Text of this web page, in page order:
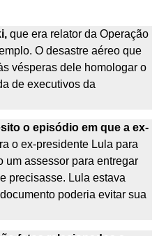
que era relator da Operação
O desastre aéreo que
vésperas dele homologar o
de executivos da
o episódio em que a ex-
o ex-presidente Lula para
um assessor para entregar
precisasse. Lula estava
poderia evitar sua